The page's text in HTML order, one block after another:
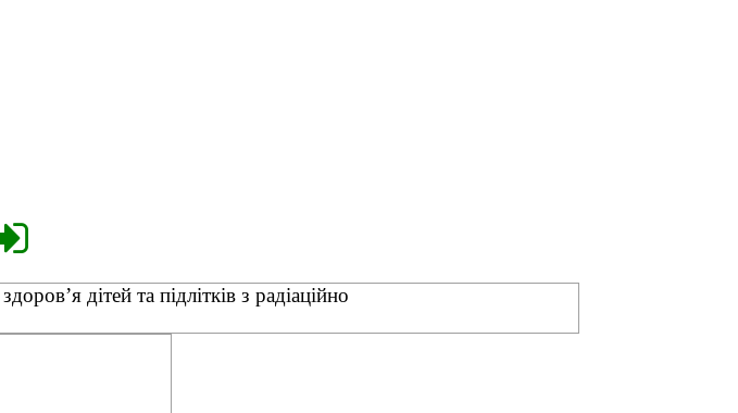
дітей та підлітків з радіаційно